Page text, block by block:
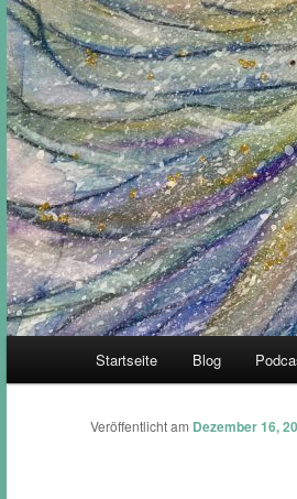
Startseite Blog
Veröffentlicht am Dezember 16,